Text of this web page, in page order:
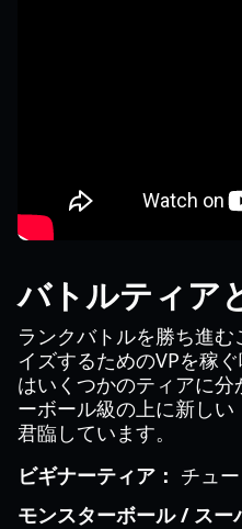
バトルティア
ランクバトルを勝ち進
イズするためのVPを稼
はいくつかのティアに
ーボール級の上に新し
君臨しています。
ビギナーティア： チュ
モンスターボール / ス